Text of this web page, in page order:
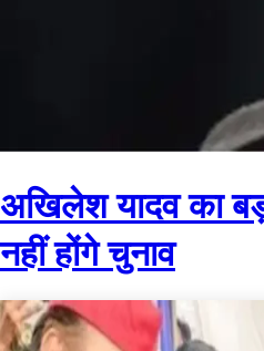
अखिलेश यादव का
नहीं होंगे चुनाव